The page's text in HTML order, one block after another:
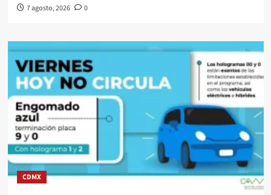
7 agosto, 2026 0
CDMX